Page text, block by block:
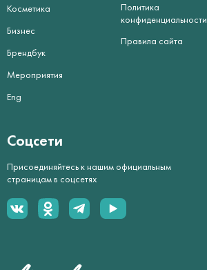
Косметика
Бизнес
Брендбук
Мероприятия
Eng
Политика
конфиденциальности
Правила сайта
Соцсети
Присоединяйтесь к нашим официальным
страницам в соцсетях